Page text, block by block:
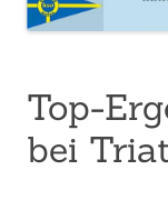
Top-
bei